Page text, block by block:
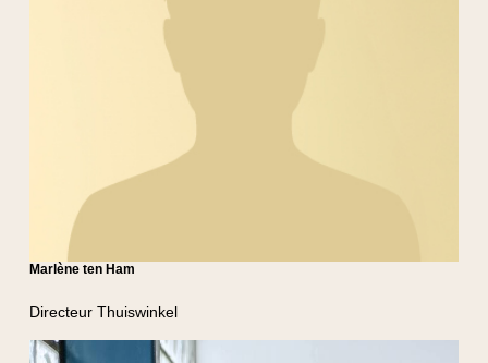
Directeur Thuiswinkel
Marlène ten Ham